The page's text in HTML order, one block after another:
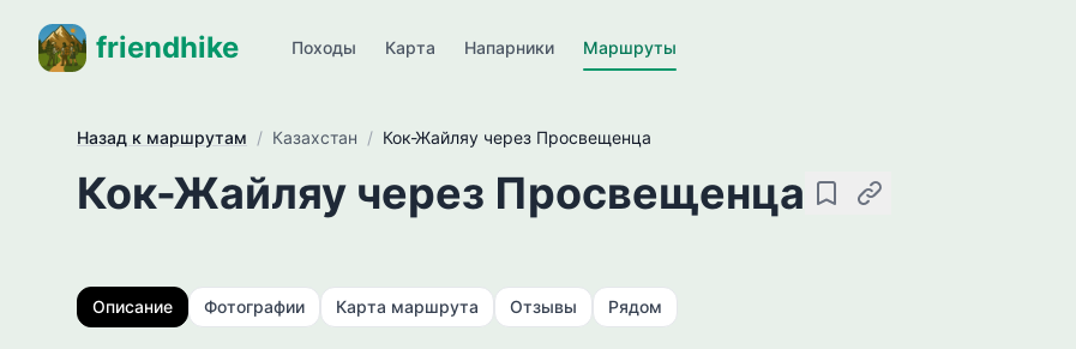
friendhike Походы Карта Напарники Маршруты
Назад к маршрутам / Казахстан / Кок-Жайляу через Просвещенца
Кок-Жайляу через Просвещенца СохранитьСкопировать ссылку
Описание Фотографии Карта маршрута Отзывы Рядом